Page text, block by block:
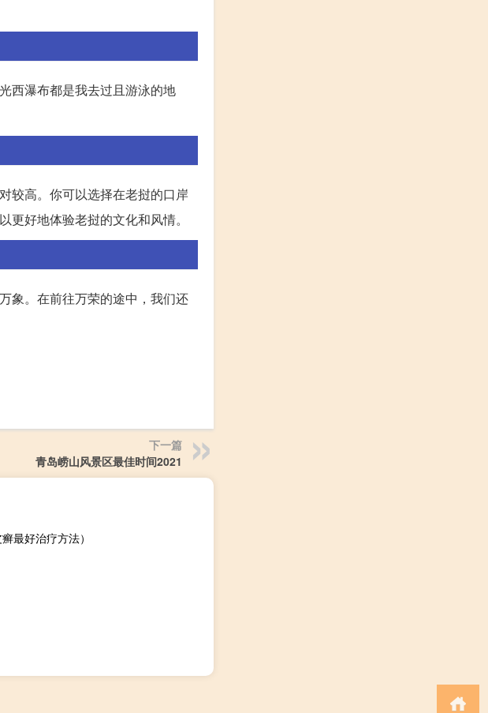
西瀑布都是我去过且游泳的地
较高。你可以选择在老挝的口岸
好地体验老挝的文化和风情。
象。在前往万荣的途中，我们还
下一篇
青岛崂山风景区最佳时间2021
最好治疗方法）